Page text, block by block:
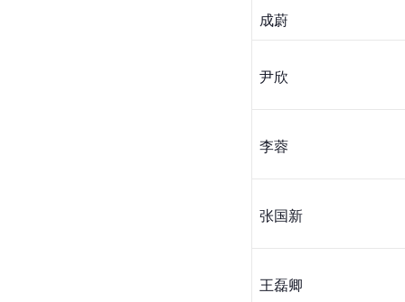
成蔚
尹欣
李蓉
张国新
王磊卿